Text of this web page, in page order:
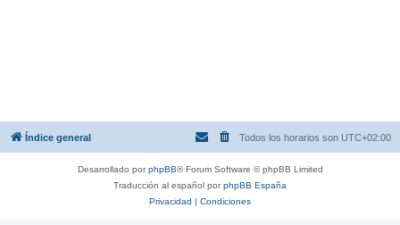
Índice general Todos los horarios son UTC+02:00
Desarrollado porphpBB® Forum Software © phpBB Limited
Traducción al español porphpBB España
Privacidad | Condiciones